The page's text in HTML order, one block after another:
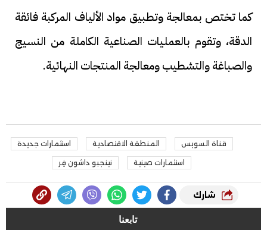
كما تختص بمعالجة وتطبيق مواد الألياف المركبة فائقة
الدقة، وتقوم بالعمليات الصناعية الكاملة من النسيج
والصباغة والتشطيب ومعالجة المنتجات النهائية.
قناة السويس المنطقة الاقتصادية استثمارات جديدة
استثمارات صينية نينجبو داشون فِر
شارك
تابعنا